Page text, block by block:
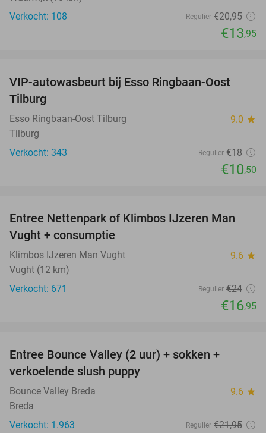
Verkocht: 108
Regulier €20,95
€13,95
42%
VIP-autowasbeurt bij Esso Ringbaan-Oost
Tilburg
Esso Ringbaan-Oost Tilburg 9.0 star
Tilburg
Verkocht: 343
Regulier €18
€10,50
29%
Entree Nettenpark of Klimbos IJzeren Man
Vught + consumptie
Klimbos IJzeren Man Vught 9.6 star
Vught (12 km)
Verkocht: 671
Regulier €24
€16,95
Entree Bounce Valley (2 uur) + sokken +
verkoelende slush puppy
Bounce Valley Breda 9.6 star
Breda
Verkocht: 1.963
Regulier €21,95